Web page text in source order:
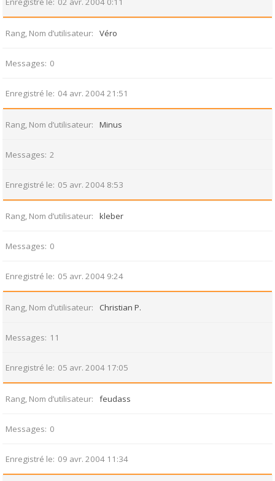
Rang, Nom d’utilisateur Véro
Messages 0
Enregistré le 04 avr. 2004 21:51
Rang, Nom d’utilisateur Minus
Messages 2
Enregistré le 05 avr. 2004 8:53
Rang, Nom d’utilisateur kleber
Messages 0
Enregistré le 05 avr. 2004 9:24
Rang, Nom d’utilisateur Christian P.
Messages 11
Enregistré le 05 avr. 2004 17:05
Rang, Nom d’utilisateur feudass
Messages 0
Enregistré le 09 avr. 2004 11:34